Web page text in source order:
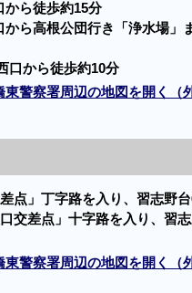
ら徒歩約15分
ら高根公団行き「浄水場」
口から徒歩約10分
東警察署周辺の地図を開く（
点」丁字路を入り、習志野
交差点」十字路を入り、習
東警察署周辺の地図を開く（